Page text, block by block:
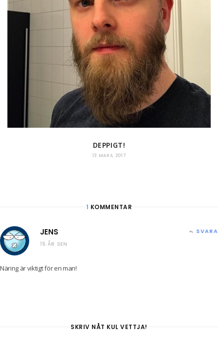
DEPPIGT!
13 MARS, 2017
1 KOMMENTAR
JENS
15 ÅR SEN
SVARA
Näring är viktigt för en man!
SKRIV NÅT KUL VETTJA!